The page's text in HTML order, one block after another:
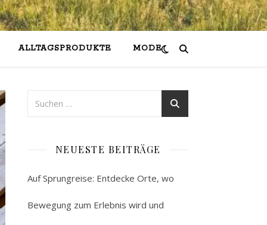
ALLTAGSPRODUKTE MODE
NEUESTE BEITRÄGE
Auf Sprungreise: Entdecke Orte, wo
Bewegung zum Erlebnis wird und